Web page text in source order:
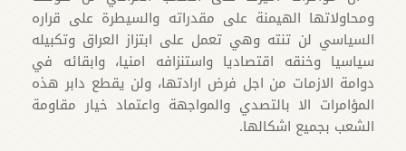
ومحاولاتها الهيمنة على مقدراته والسيطرة على قراره
السياسي لن تنته وهي تعمل على ابتزاز العراق وتكبيله
سياسيا وخنقه اقتصاديا واستنزافه امنيا، وابقائه في
دوامة الازمات من اجل فرض ارادتها، ولن يقطع دابر هذه
المؤامرات الا بالتصدي والمواجهة واعتماد خيار مقاومة
الشعب بجميع اشكالها.